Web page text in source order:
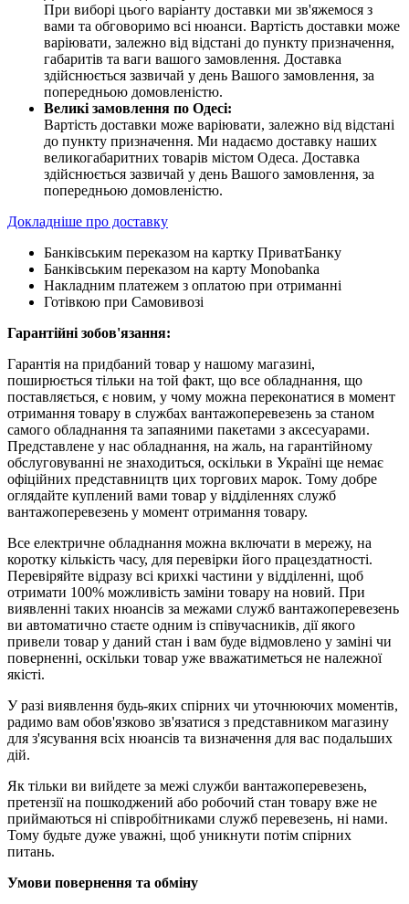
При виборі цього варіанту доставки ми зв'яжемося з
вами та обговоримо всі нюанси. Вартість доставки може
варіювати, залежно від відстані до пункту призначення,
габаритів та ваги вашого замовлення. Доставка
здійснюється зазвичай у день Вашого замовлення, за
попередньою домовленістю.
Великі замовлення по Одесі:
Вартість доставки може варіювати, залежно від відстані
до пункту призначення. Ми надаємо доставку наших
великогабаритних товарів містом Одеса. Доставка
здійснюється зазвичай у день Вашого замовлення, за
попередньою домовленістю.
Докладніше про доставку
Банківським переказом на картку ПриватБанку
Банківським переказом на карту Мonobanka
Накладним платежем з оплатою при отриманні
Готівкою при Самовивозі
Гарантійні зобов'язання:
Гарантія на придбаний товар у нашому магазині,
поширюється тільки на той факт, що все обладнання, що
поставляється, є новим, у чому можна переконатися в момент
отримання товару в службах вантажоперевезень за станом
самого обладнання та запаяними пакетами з аксесуарами.
Представлене у нас обладнання, на жаль, на гарантійному
обслуговуванні не знаходиться, оскільки в Україні ще немає
офіційних представництв цих торгових марок. Тому добре
оглядайте куплений вами товар у відділеннях служб
вантажоперевезень у момент отримання товару.
Все електричне обладнання можна включати в мережу, на
коротку кількість часу, для перевірки його працездатності.
Перевіряйте відразу всі крихкі частини у відділенні, щоб
отримати 100% можливість заміни товару на новий. При
виявленні таких нюансів за межами служб вантажоперевезень
ви автоматично стаєте одним із співучасників, дії якого
привели товар у даний стан і вам буде відмовлено у заміні чи
поверненні, оскільки товар уже вважатиметься не належної
якісті.
У разі виявлення будь-яких спірних чи уточнюючих моментів,
радимо вам обов'язково зв'язатися з представником магазину
для з'ясування всіх нюансів та визначення для вас подальших
дій.
Як тільки ви вийдете за межі служби вантажоперевезень,
претензії на пошкоджений або робочий стан товару вже не
приймаються ні співробітниками служб перевезень, ні нами.
Тому будьте дуже уважні, щоб уникнути потім спірних
питань.
Умови повернення та обміну